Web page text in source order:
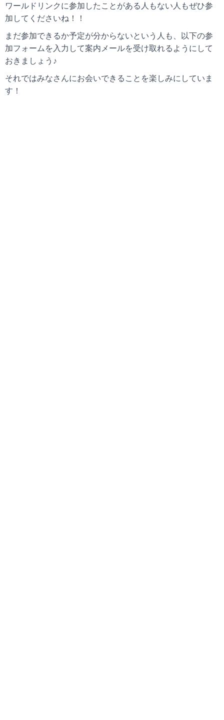
ワールドリンクに参加したことがある人もない人もぜひ参
加してくださいね！！
まだ参加できるか予定が分からないという人も、以下の参
加フォームを入力して案内メールを受け取れるようにして
おきましょう♪
それではみなさんにお会いできることを楽しみにしていま
す！